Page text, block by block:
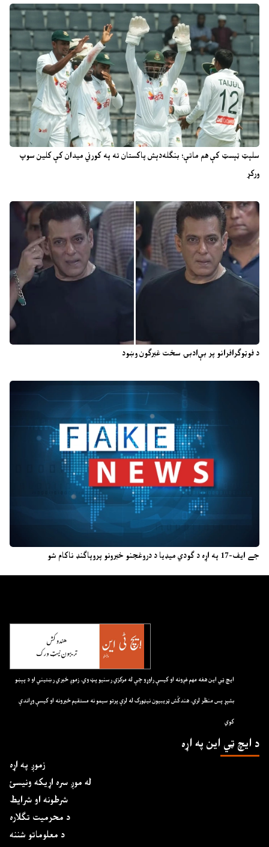
سلېټ ټېسټ کې هم ماتې؛ بنګله‌دېش پاکستان ته په کورني میدان کې کلین سوپ
ورکړ
د فوټوګرافرانو پر بې‌ادبۍ سخت غبرګون وښود
جے ایف-17 په اړه د ګودي میډیا د دروغجنو خبرونو پروپاګنډ ناکام شو
ايچ ټي اين هغه مهم غږونه او کيسې راوړو چې له مرکزي رسنيو پټ وي. زموږ خبري رښتيني او د پېښو
بشپړ پس منظر لري. هندکُش ټريبيون نيټورک له لرې پرتو سيمو نه مستقيم خبرونه او کيسې وړاندې
کوي
د ايچ ټي اين په اړه
زموږ په اړه
له موږ سره اړیکه ونیسئ
شرطونه او شرایط
د محرمیت تګلاره
د معلوماتو شننه